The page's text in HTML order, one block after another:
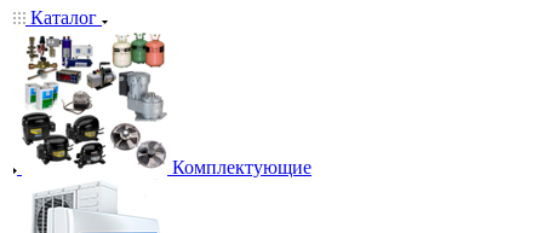
Каталог
Комплектующие